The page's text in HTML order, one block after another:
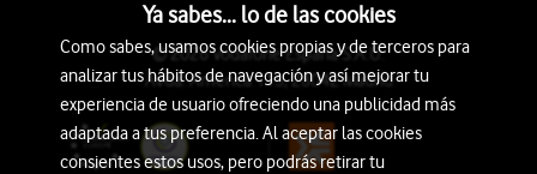
© 2026 Vodafone España S.A.U.
Avda. América 115, 28042 Madrid
Ya sabes... lo de las cookies
Como sabes, usamos cookies propias y de terceros para
analizar tus hábitos de navegación y así mejorar tu
experiencia de usuario ofreciendo una publicidad más
adaptada a tus preferencia. Al aceptar las cookies
consientes estos usos, pero podrás retirar tu